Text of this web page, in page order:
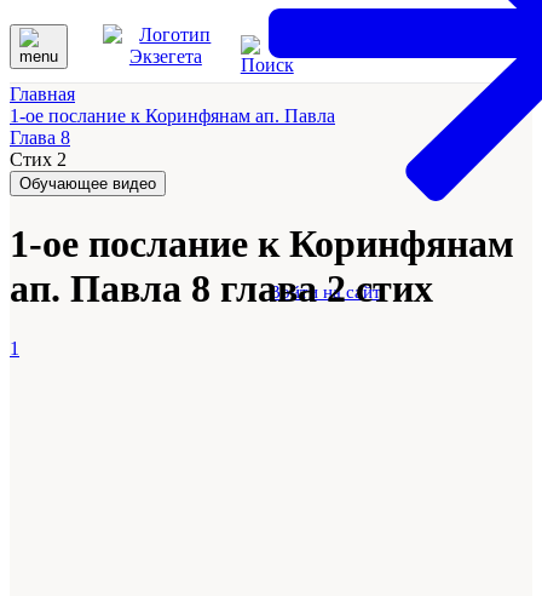
Войти на сайт
Главная
1-ое послание к Коринфянам ап. Павла
Глава 8
Стих 2
Обучающее видео
1-ое послание к Коринфянам
ап. Павла 8 глава 2 стих
1